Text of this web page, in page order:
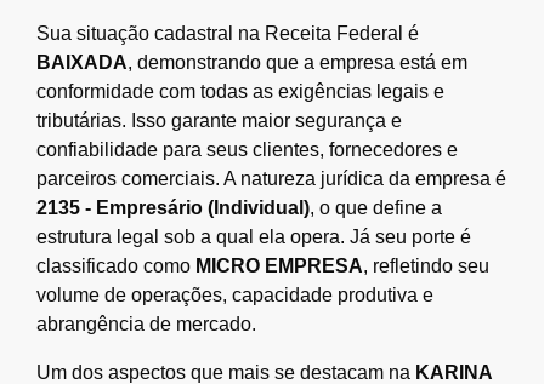
Sua situação cadastral na Receita Federal é
BAIXADA, demonstrando que a empresa está em
conformidade com todas as exigências legais e
tributárias. Isso garante maior segurança e
confiabilidade para seus clientes, fornecedores e
parceiros comerciais. A natureza jurídica da empresa é
2135 - Empresário (Individual), o que define a
estrutura legal sob a qual ela opera. Já seu porte é
classificado como MICRO EMPRESA, refletindo seu
volume de operações, capacidade produtiva e
abrangência de mercado.
Um dos aspectos que mais se destacam na KARINA